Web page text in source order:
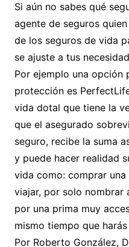
Si aún no sabes qué
agente de seguros
de los seguros de vida
se ajuste a tus
Por ejemplo una opción
protección es
vida dotal que tiene la
que el asegurado
seguro, recibe la suma
y puede hacer realidad
vida como: comprar
viajar, por solo nombrar
por una prima muy
mismo tiempo que
Por Roberto González,